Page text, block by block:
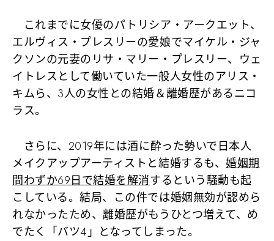
これまでに女優のパトリシア・アークエット、
エルヴィス・プレスリーの愛娘でマイケル・ジャ
クソンの元妻のリサ・マリー・プレスリー、ウェ
イトレスとして働いていた一般人女性のアリス・
キムら、3人の女性との結婚＆離婚歴があるニコ
ラス。
さらに、2019年には酒に酔った勢いで日本人
メイクアップアーティストと結婚するも、婚姻期
間わずか69日で結婚を解消するという騒動も起
こしている。結局、この件では婚姻無効が認めら
れなかったため、離婚歴がもうひとつ増えて、め
でたく「バツ4」となってしまった。